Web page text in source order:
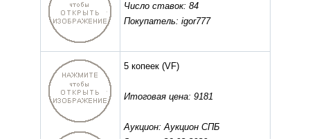
Число ставок: 84
Покупатель: igor777
5 копеек(VF)
Итоговая цена: 9181
Аукцион: Аукцион СПБ